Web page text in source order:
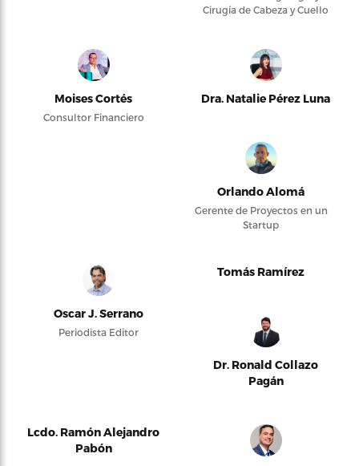
Cirugía de Cabeza y Cuello
Moises Cortés
Consultor Financiero
Dra. Natalie Pérez Luna
Orlando Alomá
Gerente de Proyectos en un
Startup
Oscar J. Serrano
Periodista Editor
Tomás Ramírez
Dr. Ronald Collazo
Pagán
Lcdo. Ramón Alejandro
Pabón